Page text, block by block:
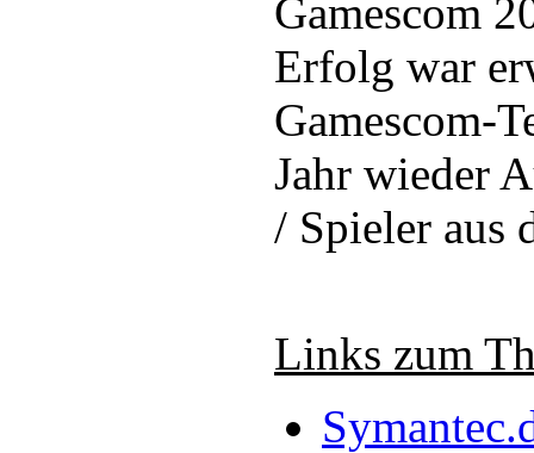
Gamescom
Erfolg war
Gamescom-
Jahr wieder
/ Spieler aus
Links zum